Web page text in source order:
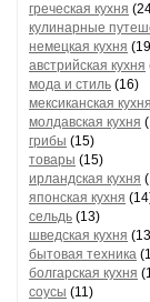
греческая кухня
кулинарные
немецкая кухня
австрийская кухня
мода и стиль (16)
мексиканская кухня
молдавская кухня
грибы (15)
товары (15)
ирландская кухня
японская кухня
сельдь (13)
шведская кухня
бытовая техника
болгарская кухня
соусы (11)